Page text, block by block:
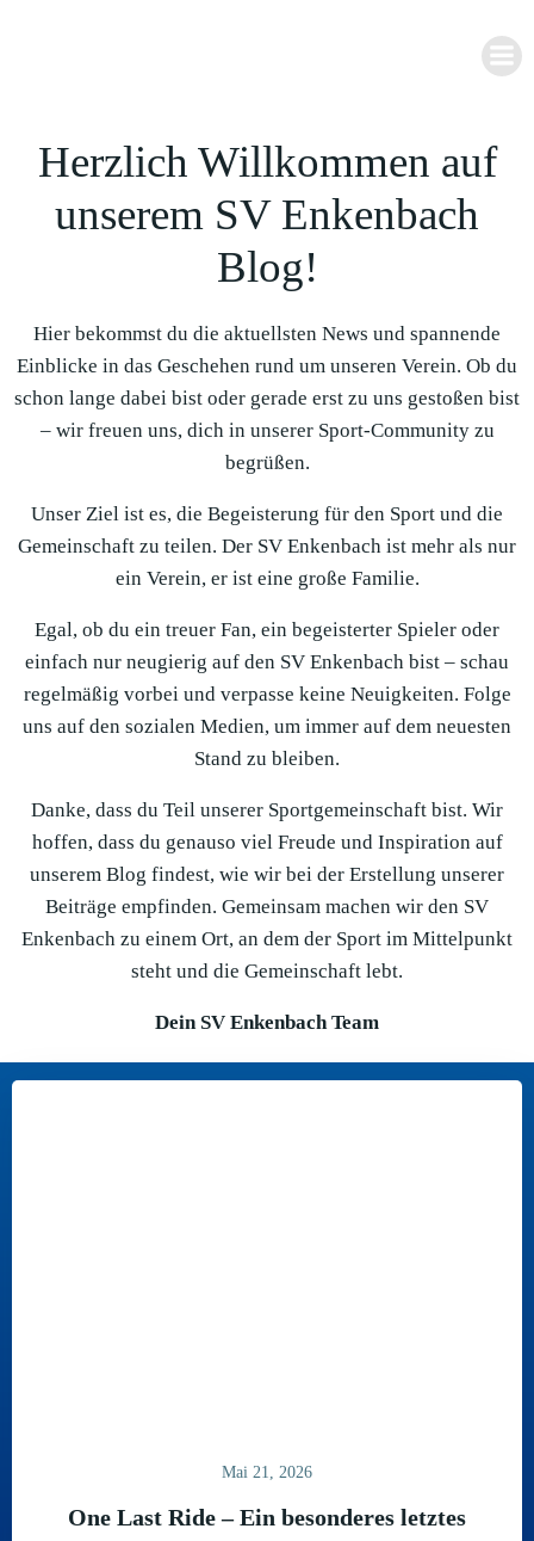
Herzlich Willkommen auf
unserem SV Enkenbach
Blog!
Hier bekommst du die aktuellsten News und spannende
Einblicke in das Geschehen rund um unseren Verein. Ob du
schon lange dabei bist oder gerade erst zu uns gestoßen bist
– wir freuen uns, dich in unserer Sport-Community zu
begrüßen.
Unser Ziel ist es, die Begeisterung für den Sport und die
Gemeinschaft zu teilen. Der SV Enkenbach ist mehr als nur
ein Verein, er ist eine große Familie.
Egal, ob du ein treuer Fan, ein begeisterter Spieler oder
einfach nur neugierig auf den SV Enkenbach bist – schau
regelmäßig vorbei und verpasse keine Neuigkeiten. Folge
uns auf den sozialen Medien, um immer auf dem neuesten
Stand zu bleiben.
Danke, dass du Teil unserer Sportgemeinschaft bist. Wir
hoffen, dass du genauso viel Freude und Inspiration auf
unserem Blog findest, wie wir bei der Erstellung unserer
Beiträge empfinden. Gemeinsam machen wir den SV
Enkenbach zu einem Ort, an dem der Sport im Mittelpunkt
steht und die Gemeinschaft lebt.
Dein SV Enkenbach Team
Mai 21, 2026
One Last Ride – Ein besonderes letztes